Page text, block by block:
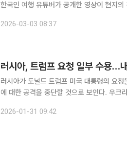
한국인 여행 유튜버가 공개한 영상이 현지의 긴박한
도심에서 큰 폭발음이 울린 직후 관광객들이
2026-03-03 08:37
러시아, 트럼프 요청 일부 수용…
러시아가 도널드 트럼프 미국 대통령의 요
에 대한 공격을 중단할 것으로 보인다. 우크
린궁의 드미트리 페스코프 대변인이 30일(현
2026-01-31 09:42